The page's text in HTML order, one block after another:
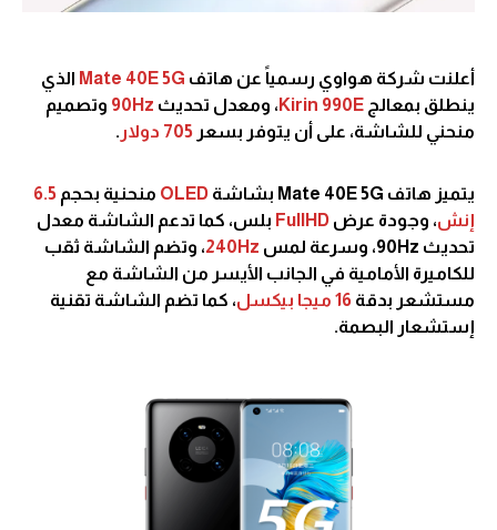
أعلنت شركة هواوي رسمياً عن هاتف
الذي
ينطلق بمعالج Kirin 990E ، ومعدل تحديث 90Hz وتصميم
منحني للشاشة، على أن يتوفر بسعر 705 دولار .
يتميز هاتف Mate 40E 5G بشاشة OLED منحنية بحجم 6.5
إنش، وجودة عرض FullHD بلس، كما تدعم الشاشة معدل
تحديث 90Hz، وسرعة لمس
، وتضم الشاشة ثقب
للكاميرة الأمامية في الجانب الأيسر من الشاشة مع
مستشعر بدقة 16 ميجا بيكسل
، كما تضم الشاشة تقنية
إستشعار البصمة.